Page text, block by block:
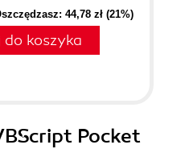
44,78 zł (21%)
do koszyka
Pocket